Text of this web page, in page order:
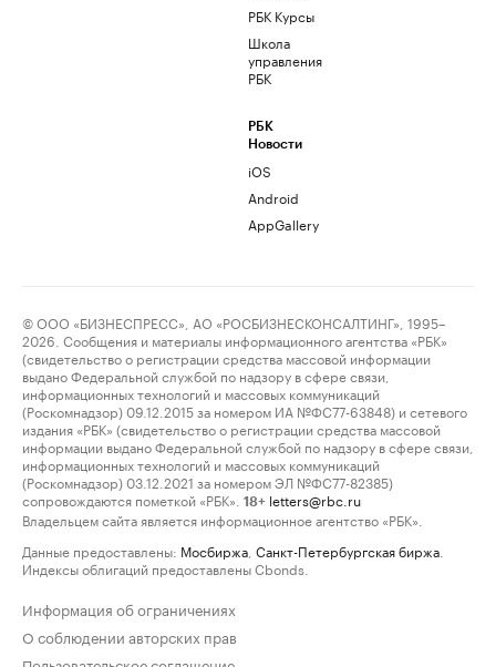
РБК Курсы
Школа
управления
РБК
РБК
Новости
iOS
Android
AppGallery
© ООО «БИЗНЕСПРЕСС», АО «РОСБИЗНЕСКОНСАЛТИНГ», 1995–
2026. Сообщения и материалы информационного агентства «РБК»
(свидетельство о регистрации средства массовой информации
выдано Федеральной службой по надзору в сфере связи,
информационных технологий и массовых коммуникаций
(Роскомнадзор) 09.12.2015 за номером ИА №ФС77-63848) и сетевого
издания «РБК» (свидетельство о регистрации средства массовой
информации выдано Федеральной службой по надзору в сфере связи,
информационных технологий и массовых коммуникаций
(Роскомнадзор) 03.12.2021 за номером ЭЛ №ФС77-82385)
сопровождаются пометкой «РБК».
18+ letters@rbc.ru
Владельцем сайта является информационное агентство «РБК».
Данные предоставлены: Мосбиржа Санкт-Петербургская биржа
Индексы облигаций предоставлены Cbonds.
Информация об ограничениях
О соблюдении авторских прав